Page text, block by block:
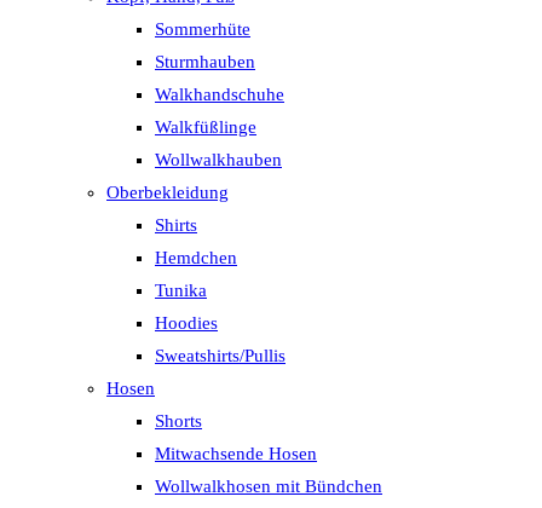
Sommerhüte
Sturmhauben
Walkhandschuhe
Walkfüßlinge
Wollwalkhauben
Oberbekleidung
Shirts
Hemdchen
Tunika
Hoodies
Sweatshirts/Pullis
Hosen
Shorts
Mitwachsende Hosen
Wollwalkhosen mit Bündchen